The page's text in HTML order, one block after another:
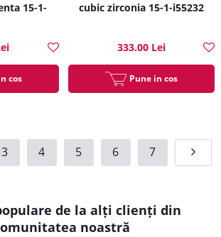
15-1-
cos
cubic zirconia 15-1-i55232
333.00 Lei
Pune in cos
3 4 5 6 7
de la alți clienți din
noastră